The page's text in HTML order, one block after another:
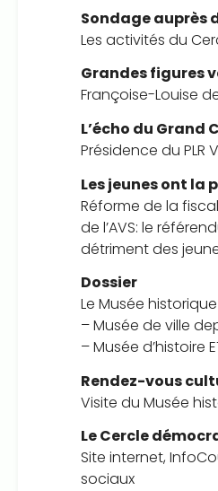
Sondage auprès
Les activités du
Grandes figures
Françoise-Louise
L’écho du Grand
Présidence du PLR
Les jeunes ont la
Réforme de la
de l’AVS: le
détriment des
Dossier
Le Musée
– Musée de ville
– Musée d’histoire
Rendez-vous
Visite du Musée
Le Cercle
Site internet,
sociaux